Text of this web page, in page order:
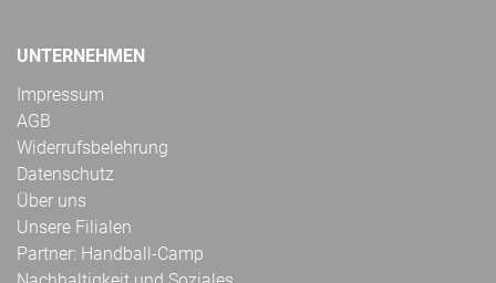
UNTERNEHMEN
Impressum
AGB
Widerrufsbelehrung
Datenschutz
Über uns
Unsere Filialen
Partner: Handball-Camp